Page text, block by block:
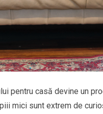
pentru casă devine un
mici sunt extrem de